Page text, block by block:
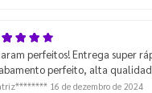
perfeitos! Entrega super
perfeito, alta
16 de dezembro de 2024